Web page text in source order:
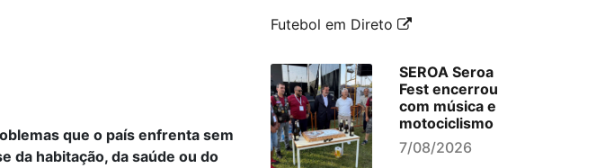
que o país enfrenta sem
da habitação, da saúde ou do
Futebol em Direto
SEROA Seroa
Fest encerrou
com música e
motociclismo
7/08/2026